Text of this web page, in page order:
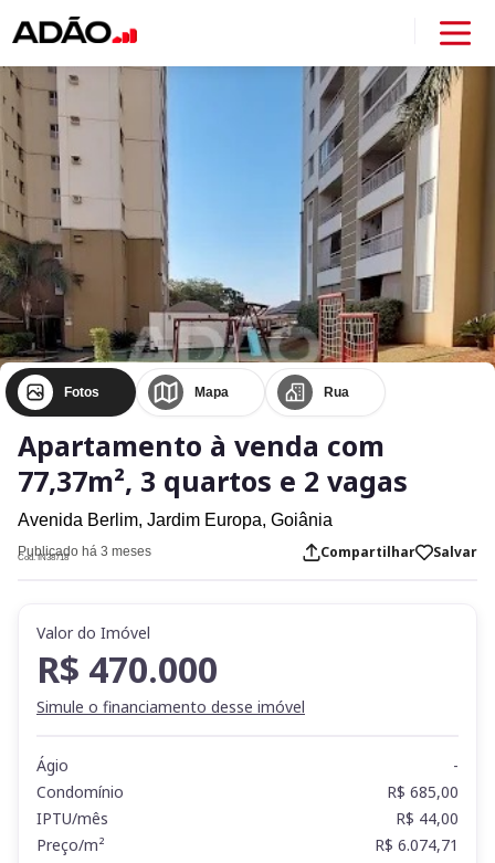
Fotos Mapa Rua
Apartamento à venda com
77,37m², 3 quartos e 2 vagas
Avenida Berlim, Jardim Europa, Goiânia
Publicado há 3 meses
Cod. IN38718 Compartilhar Salvar
Valor do Imóvel
R$ 470.000
Simule o financiamento desse imóvel
Ágio
-
Condomínio
R$ 685,00
IPTU/mês
R$ 44,00
Preço/m²
R$ 6.074,71